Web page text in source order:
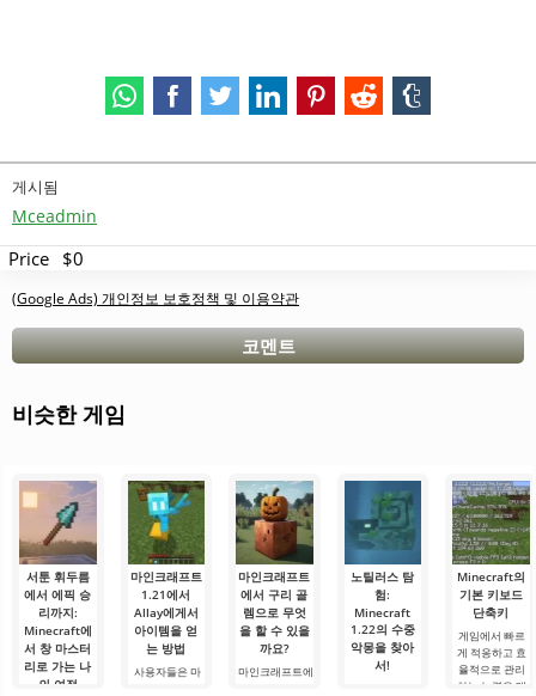
게시됨
Mceadmin
Price $0
(Google Ads) 개인정보 보호정책 및 이용약관
코멘트
비슷한 게임
서툰 휘두름
에서 에픽 승
리까지:
Minecraft에
서 창 마스터
리로 가는 나
의 여정
마인크래프트
1.21에서
Allay에게서
아이템을 얻
는 방법
사용자들은 마
마인크래프트
에서 구리 골
렘으로 무엇
을 할 수 있을
까요?
마인크래프트에
노틸러스 탐
험:
Minecraft
1.22의 수중
악몽을 찾아
서!
Minecraft의
기본 키보드
단축키
게임에서 빠르
게 적응하고 효
율적으로 관리
하는 능력은 매